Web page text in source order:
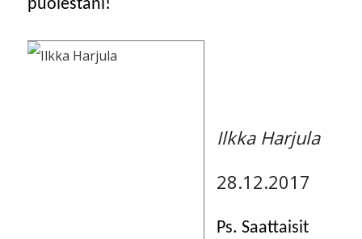
puolestani!
Ilkka Harjula
28.12.2017
Ps. Saattaisit